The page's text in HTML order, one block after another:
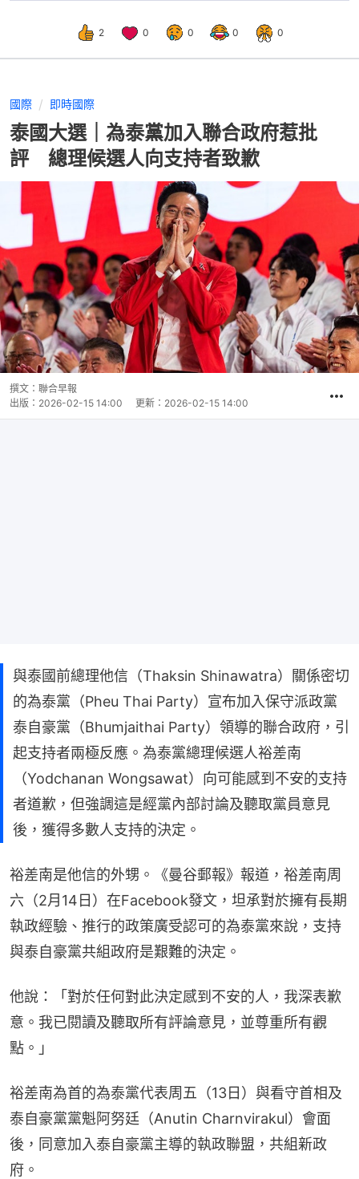
2 0 0 0 0
國際 即時國際
泰國大選｜為泰黨加入聯合政府惹批
評 總理候選人向支持者致歉
撰文： 聯合早報
出版： 2026-02-15 14:00 更新： 2026-02-15 14:00
與泰國前總理他信（Thaksin Shinawatra）關係密切
的為泰黨（Pheu Thai Party）宣布加入保守派政黨
泰自豪黨（Bhumjaithai Party）領導的聯合政府，引
起支持者兩極反應。為泰黨總理候選人裕差南
（Yodchanan Wongsawat）向可能感到不安的支持
者道歉，但強調這是經黨內部討論及聽取黨員意見
後，獲得多數人支持的決定。
裕差南是他信的外甥。《曼谷郵報》報道，裕差南周
六（2月14日）在Facebook發文，坦承對於擁有長期
執政經驗、推行的政策廣受認可的為泰黨來說，支持
與泰自豪黨共組政府是艱難的決定。
他說：「對於任何對此決定感到不安的人，我深表歉
意。我已閱讀及聽取所有評論意見，並尊重所有觀
點。」
裕差南為首的為泰黨代表周五（13日）與看守首相及
泰自豪黨黨魁阿努廷（Anutin Charnvirakul）會面
後，同意加入泰自豪黨主導的執政聯盟，共組新政
府。